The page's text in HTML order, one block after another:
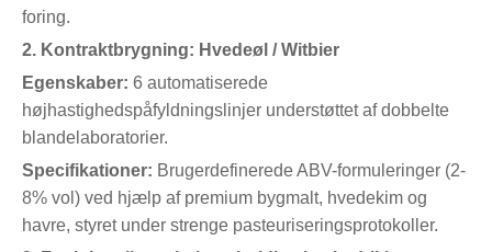
foring.
2. Kontraktbrygning: Hvedeøl / Witbier
Egenskaber: 6 automatiserede
højhastighedspåfyldningslinjer understøttet af dobbelte
blandelaboratorier.
Specifikationer: Brugerdefinerede ABV-formuleringer (2-
8% vol) ved hjælp af premium bygmalt, hvedekim og
havre, styret under strenge pasteuriseringsprotokoller.